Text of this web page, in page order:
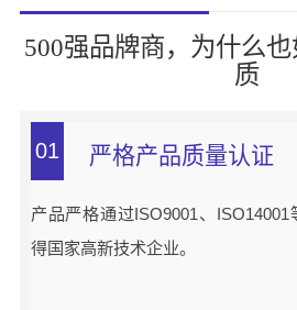
500强品牌商，为什么
质
01 严格产品质量认证
产品严格通过ISO9001、
得国家高新技术企业。